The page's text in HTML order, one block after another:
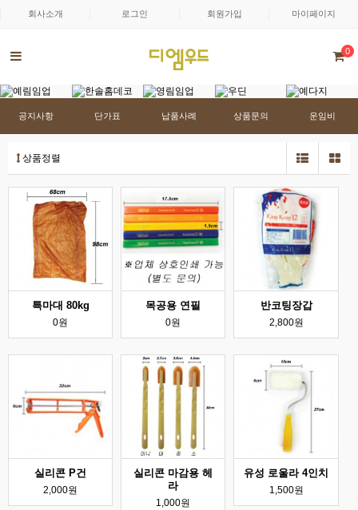
회사소개 로그인 회원가입 마이페이지
0
공지사항 단가표 납품사례 상품문의 운임비
상품정렬
특마대 80kg
0원
목공용 연필
0원
반코팅장갑
2,800원
실리콘 P건
2,000원
실리콘 마감용 헤
라
1,000원
유성 로울라 4인치
1,500원